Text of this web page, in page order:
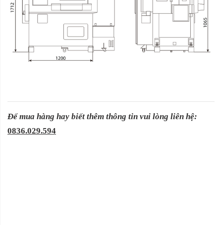
Để mua hàng hay biết thêm thông tin vui lòng liên hệ:
0836.029.594